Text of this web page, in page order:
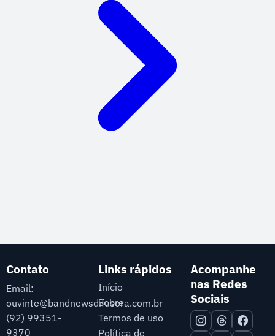
Contato
Email:
ouvinte@bandnewsdifusora.com.br
(92) 99351-
9370
Links rápidos
Início
Sobre
Termos de uso
Política de
Acompanhe
nas Redes
Sociais